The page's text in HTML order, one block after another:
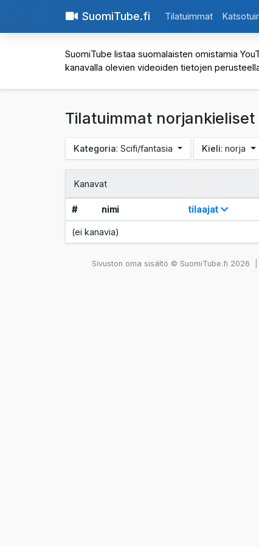
SuomiTube.fi Tilatuimmat
SuomiTube listaa suomalaisten omistamia
kanavalla olevien videoiden tietojen
Tilatuimmat
Kategoria: Scifi/fantasia Kieli: norja
Kanavat
# nimi tilaajat
(ei kanavia)
Sivuston oma sisältö © SuomiTube.fi 2026